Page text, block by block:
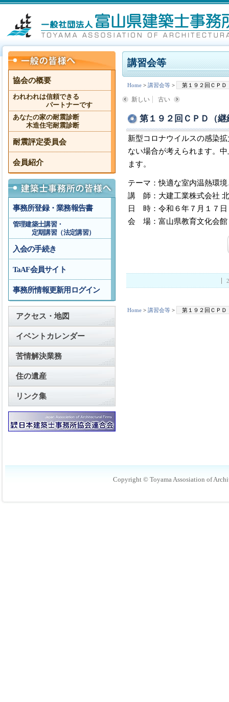
講習会等
Home > 講習会等 > 第１９２回ＣＰＤ
新しい 古い
第１９２回ＣＰＤ（
新型コロナウイルスの感染
ない場合が考えられます。
ます。
テーマ：快適な室内温熱環
講 師：大建工業株式会社
日 時：令和６年７月１７日
会 場：富山県教育文化会
Home > 講習会等 > 第１９２回ＣＰＤ
協会の概要
われわれは信頼できる
パートナーです
あなたの家の耐震診断
木造住宅耐震診断
耐震評定委員会
会員紹介
事務所登録・業務報告書
管理建築士講習・
定期講習（法定講習）
入会の手続き
TaAF会員サイト
事務所情報更新用ログイン
アクセス・地図
イベントカレンダー
苦情解決業務
住の遺産
リンク集
Copyright © Toyama Assosiation of